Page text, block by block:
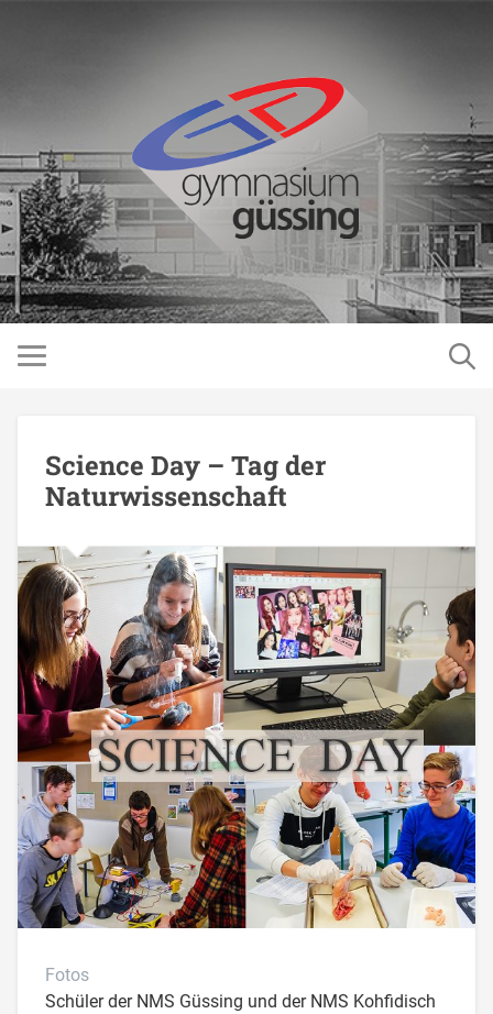
Science Day – Tag der
Naturwissenschaft
Fotos
Schüler der NMS Güssing und der NMS Kohfidisch